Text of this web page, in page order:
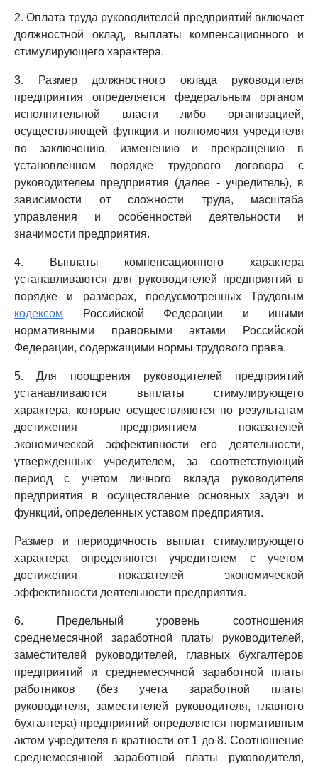
2. Оплата труда руководителей предприятий включает
должностной оклад, выплаты компенсационного и
стимулирующего характера.
3. Размер должностного оклада руководителя
предприятия определяется федеральным органом
исполнительной власти либо организацией,
осуществляющей функции и полномочия учредителя
по заключению, изменению и прекращению в
установленном порядке трудового договора с
руководителем предприятия (далее - учредитель), в
зависимости от сложности труда, масштаба
управления и особенностей деятельности и
значимости предприятия.
4. Выплаты компенсационного характера
устанавливаются для руководителей предприятий в
порядке и размерах, предусмотренных Трудовым
кодексом Российской Федерации и иными
нормативными правовыми актами Российской
Федерации, содержащими нормы трудового права.
5. Для поощрения руководителей предприятий
устанавливаются выплаты стимулирующего
характера, которые осуществляются по результатам
достижения предприятием показателей
экономической эффективности его деятельности,
утвержденных учредителем, за соответствующий
период с учетом личного вклада руководителя
предприятия в осуществление основных задач и
функций, определенных уставом предприятия.
Размер и периодичность выплат стимулирующего
характера определяются учредителем с учетом
достижения показателей экономической
эффективности деятельности предприятия.
6. Предельный уровень соотношения
среднемесячной заработной платы руководителей,
заместителей руководителей, главных бухгалтеров
предприятий и среднемесячной заработной платы
работников (без учета заработной платы
руководителя, заместителей руководителя, главного
бухгалтера) предприятий определяется нормативным
актом учредителя в кратности от 1 до 8. Соотношение
среднемесячной заработной платы руководителя,